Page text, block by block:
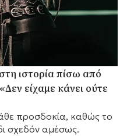
ιστορία πίσω από
είχαμε κάνει ούτε
προσδοκία, καθώς το
σχεδόν αμέσως.